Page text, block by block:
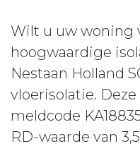
Wilt u uw woning
hoogwaardige
Nestaan Holland
vloerisolatie.
meldcode
RD-waarde van